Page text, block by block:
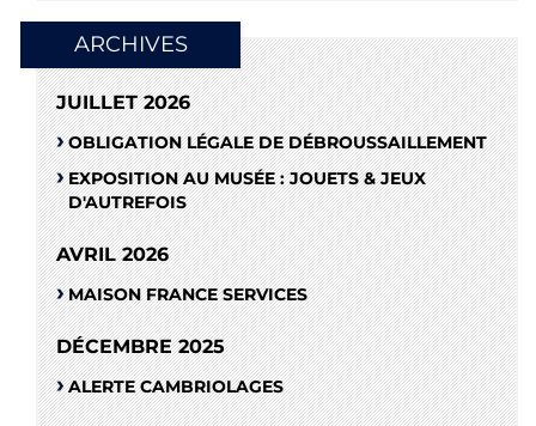
ARCHIVES
JUILLET 2026
OBLIGATION LÉGALE DE DÉBROUSSAILLEMENT
EXPOSITION AU MUSÉE : JOUETS & JEUX
D'AUTREFOIS
AVRIL 2026
MAISON FRANCE SERVICES
DÉCEMBRE 2025
ALERTE CAMBRIOLAGES